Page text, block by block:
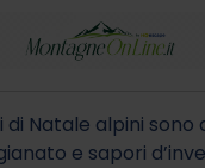
di Natale alpini sono
e sapori